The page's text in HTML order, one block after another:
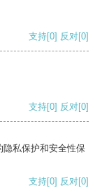
支持[0] 反对[0]
支持[0] 反对[0]
私保护和安全性保
支持[0] 反对[0]